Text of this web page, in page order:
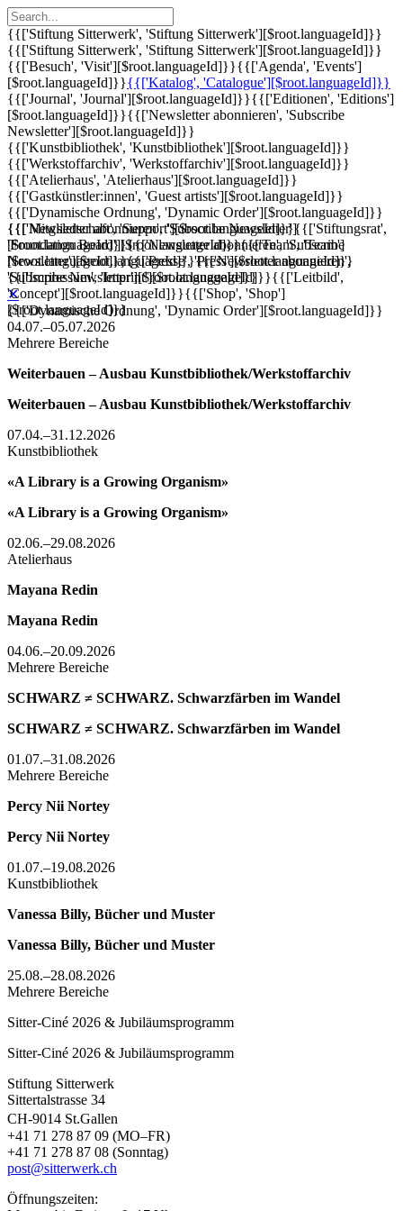
{{['Stiftung Sitterwerk', 'Stiftung Sitterwerk'][$root.languageId]}}
{{['Stiftung Sitterwerk', 'Stiftung Sitterwerk'][$root.languageId]}}
{{['Besuch', 'Visit'][$root.languageId]}}{{['Agenda', 'Events']
[$root.languageId]}}{{['Katalog', 'Catalogue'][$root.languageId]}}
{{['Journal', 'Journal'][$root.languageId]}}{{['Editionen', 'Editions']
[$root.languageId]}}{{['Newsletter abonnieren', 'Subscribe
Newsletter'][$root.languageId]}}
{{['Kunstbibliothek', 'Kunstbibliothek'][$root.languageId]}}
{{['Werkstoffarchiv', 'Werkstoffarchiv'][$root.languageId]}}
{{['Atelierhaus', 'Atelierhaus'][$root.languageId]}}
{{['Gastkünstler:innen', 'Guest artists'][$root.languageId]}}
{{['Dynamische Ordnung', 'Dynamic Order'][$root.languageId]}}
{{['Mitgliedschaft', 'Support'][$root.languageId]}}{{['Stiftungsrat',
'Foundation Board'][$root.languageId]}}{{['Team', 'Team']
[$root.languageId]}}{{['Presse', 'Press'][$root.languageId]}}
{{['Impressum', 'Imprint'][$root.languageId]}}{{['Leitbild',
'Concept'][$root.languageId]}}{{['Shop', 'Shop']
[$root.languageId]}}
{{['Newsletter abonnieren', 'Subscribe Newsletter']
[$root.languageId]}}{{['Newsletter abonnieren', 'Subscribe
Newsletter'][$root.languageId]}}{{['Newsletter abonnieren',
'Subscribe Newsletter'][$root.languageId]}}
✕
{{['Dynamische Ordnung', 'Dynamic Order'][$root.languageId]}}
04.07.–05.07.2026
Mehrere Bereiche
Weiterbauen – Ausbau Kunstbibliothek/Werkstoffarchiv
Weiterbauen – Ausbau Kunstbibliothek/Werkstoffarchiv
07.04.–31.12.2026
Kunstbibliothek
«A Library is a Growing Organism»
«A Library is a Growing Organism»
02.06.–29.08.2026
Atelierhaus
Mayana Redin
Mayana Redin
04.06.–20.09.2026
Mehrere Bereiche
SCHWARZ ≠ SCHWARZ. Schwarzfärben im Wandel
SCHWARZ ≠ SCHWARZ. Schwarzfärben im Wandel
01.07.–31.08.2026
Mehrere Bereiche
Percy Nii Nortey
Percy Nii Nortey
01.07.–19.08.2026
Kunstbibliothek
Vanessa Billy, Bücher und Muster
Vanessa Billy, Bücher und Muster
25.08.–28.08.2026
Mehrere Bereiche
Sitter-Ciné 2026 & Jubiläumsprogramm
Sitter-Ciné 2026 & Jubiläumsprogramm
Stiftung Sitterwerk
Sittertalstrasse 34
CH-9014 St.Gallen
+41 71 278 87 09 (MO–FR)
+41 71 278 87 08 (Sonntag)
post@sitterwerk.ch
Öffnungszeiten: